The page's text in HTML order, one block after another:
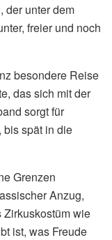
der unter dem
freier und noch
besondere Reise
das sich mit der
sorgt für
spät in die
Grenzen
Anzug,
wie
ist, was Freude